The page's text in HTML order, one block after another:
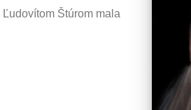
Štúrom mala